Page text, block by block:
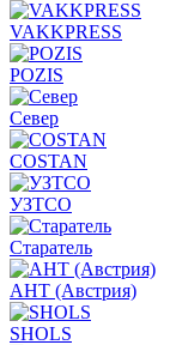
VAKKPRESS
POZIS
Север
COSTAN
УЗТСО
Старатель
АНТ (Австрия)
SHOLS